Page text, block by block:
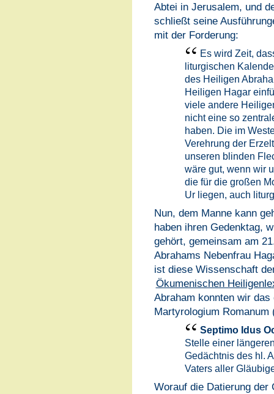
Abtei in Jerusalem, und
schließt seine
mit der Forderung:
Es wird Zeit,
liturgischen
des Heiligen
Heiligen Hagar
viele andere
nicht eine so
haben. Die im
Verehrung der
unseren blinden
wäre gut, wenn wir
die für die großen
Ur liegen, auch
Nun, dem Manne kann
haben ihren Gedenktag,
gehört, gemeinsam am
Abrahams Nebenfrau
ist diese Wissenschaft
Ökumenischen
Abraham konnten wir
Martyrologium Romanum
Septimo Idus
Stelle einer
Gedächtnis des hl.
Vaters aller
Worauf die Datierung der